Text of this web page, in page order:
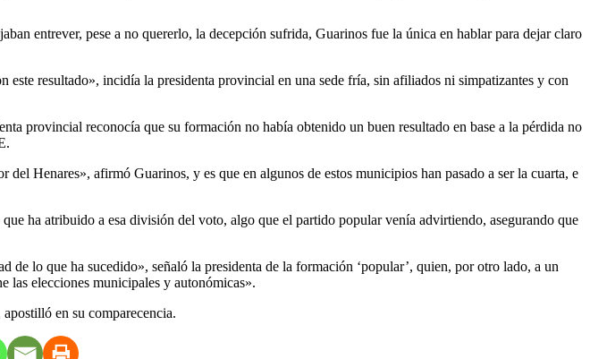
entrever, pese a no quererlo, la decepción sufrida, Guarinos fue la única en hablar para dejar claro
resultado», incidía la presidenta provincial en una sede fría, sin afiliados ni simpatizantes y con
provincial reconocía que su formación no había obtenido un buen resultado en base a la pérdida no
Henares», afirmó Guarinos, y es que en algunos de estos municipios han pasado a ser la cuarta, e
ha atribuido a esa división del voto, algo que el partido popular venía advirtiendo, asegurando que
lo que ha sucedido», señaló la presidenta de la formación ‘popular’, quien, por otro lado, a un
las elecciones municipales y autonómicas».
en su comparecencia.